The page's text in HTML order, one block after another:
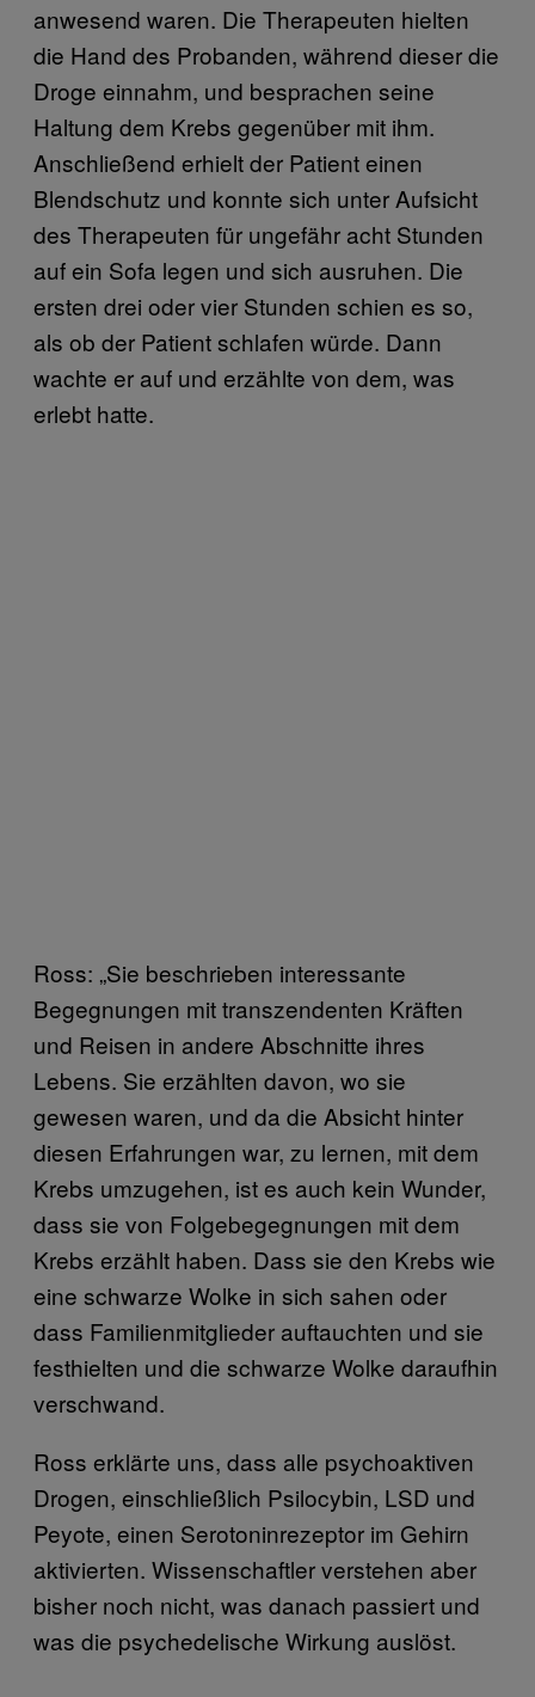
anwesend waren. Die Therapeuten hielten
die Hand des Probanden, während dieser die
Droge einnahm, und besprachen seine
Haltung dem Krebs gegenüber mit ihm.
Anschließend erhielt der Patient einen
Blendschutz und konnte sich unter Aufsicht
des Therapeuten für ungefähr acht Stunden
auf ein Sofa legen und sich ausruhen. Die
ersten drei oder vier Stunden schien es so,
als ob der Patient schlafen würde. Dann
wachte er auf und erzählte von dem, was
erlebt hatte.
Ross: „Sie beschrieben interessante
Begegnungen mit transzendenten Kräften
und Reisen in andere Abschnitte ihres
Lebens. Sie erzählten davon, wo sie
gewesen waren, und da die Absicht hinter
diesen Erfahrungen war, zu lernen, mit dem
Krebs umzugehen, ist es auch kein Wunder,
dass sie von Folgebegegnungen mit dem
Krebs erzählt haben. Dass sie den Krebs wie
eine schwarze Wolke in sich sahen oder
dass Familienmitglieder auftauchten und sie
festhielten und die schwarze Wolke daraufhin
verschwand.
Ross erklärte uns, dass alle psychoaktiven
Drogen, einschließlich Psilocybin, LSD und
Peyote, einen Serotoninrezeptor im Gehirn
aktivierten. Wissenschaftler verstehen aber
bisher noch nicht, was danach passiert und
was die psychedelische Wirkung auslöst.